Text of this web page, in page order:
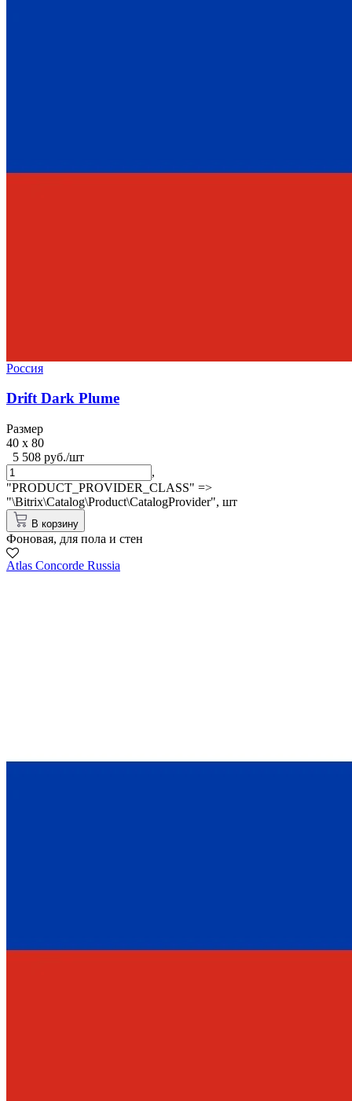
Россия
Drift Dark Plume
Размер
40 x 80
5 508 руб./шт
,
"PRODUCT_PROVIDER_CLASS" =>
"\Bitrix\Catalog\Product\CatalogProvider", шт
В корзину
Фоновая, для пола и стен
Atlas Concorde Russia